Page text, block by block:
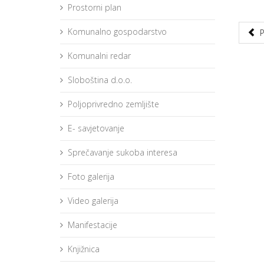
Prostorni plan
Komunalno gospodarstvo
Komunalni redar
Sloboština d.o.o.
Poljoprivredno zemljište
E- savjetovanje
Sprečavanje sukoba interesa
Foto galerija
Video galerija
Manifestacije
Knjižnica